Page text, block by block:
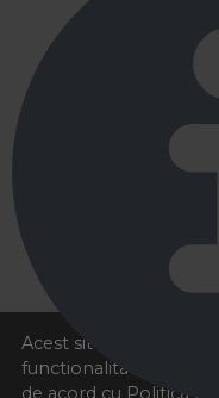
Acest site foloseste
functionalitatea
de acord cu Politica